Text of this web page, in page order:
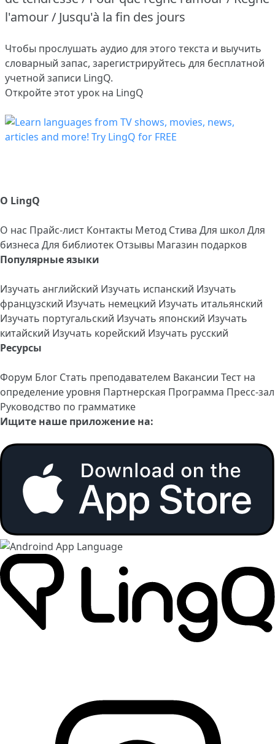
l'amour / Jusqu'à la fin des jours
Чтобы прослушать аудио для этого текста и выучить
словарный запас, зарегистрируйтесь для бесплатной
учетной записи LingQ.
Откройте этот урок на LingQ
О LingQ
О нас Прайс-лист Контакты Метод Стива Для школ Для
бизнеса Для библиотек Отзывы Магазин подарков
Популярные языки
Изучать английский Изучать испанский Изучать
французский Изучать немецкий Изучать итальянский
Изучать португальский Изучать японский Изучать
китайский Изучать корейский Изучать русский
Ресурсы
Форум Блог Стать преподавателем Вакансии Тест на
определение уровня Партнерская Программа Пресс-зал
Руководство по грамматике
Ищите наше приложение на: